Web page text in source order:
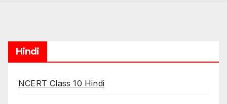
Hindi
NCERT Class 10 Hindi